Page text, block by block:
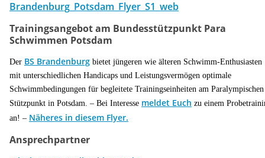
Trainingsangebot am Bundesstützpunkt Para
Schwimmen Potsdam
Der BS Brandenburg bietet jüngeren wie älteren Schwimm-Enthusiasten
mit unterschiedlichen Handicaps und Leistungsvermögen optimale
Schwimmbedingungen für begleitete Trainingseinheiten am Paralympischen
Stützpunkt in Potsdam. – Bei Interesse meldet Euch zu einem
an! – Näheres in diesem Flyer.
Ansprechpartner